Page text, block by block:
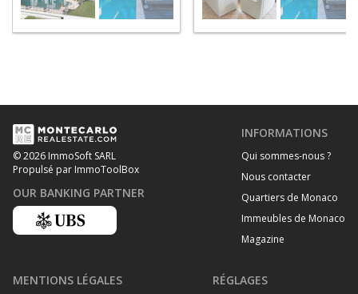
© 2026 ImmoSoft SARL
Propulsé par ImmoToolBox
OUR BANKING PARTNER
INFORMATIONS
Qui sommes-nous ?
Nous contacter
Quartiers de Monaco
Immeubles de Monaco
Magazine
MENTIONS LÉGALES RÉGLAGES